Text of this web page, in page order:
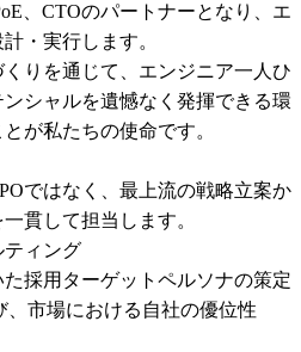
、CTOのパートナーとなり、エ
・実行します。
りを通じて、エンジニア一人ひ
シャルを遺憾なく発揮できる環
が私たちの使命です。
ではなく、最上流の戦略立案か
貫して担当します。
ティング
た採用ターゲットペルソナの策定
、市場における自社の優位性